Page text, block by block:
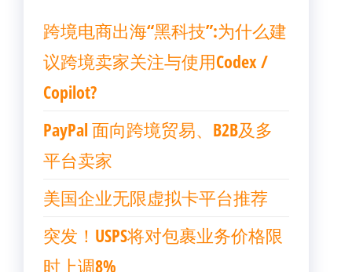
跨境电商出海“黑科技”:为什么建
议跨境卖家关注与使用Codex /
Copilot?
PayPal 面向跨境贸易、B2B及多
平台卖家
美国企业无限虚拟卡平台推荐
突发！USPS将对包裹业务价格限
时上调8%